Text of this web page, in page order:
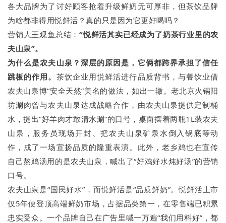
各大品牌为了讨好顾客抢着升级鲜奶无可厚非，但茶饮品牌
为啥都非得用悦鲜活？真的只是因为它更好喝吗？
营销人王观鱼总结：“悦鲜活其实已经成为了奶茶行业里的农
夫山泉”。
为什么是农夫山泉？深层的原因是，它俩都跨界承担了信任
跳板的作用。 茶饮企业用悦鲜活进行品质背书，与餐饮业借
农夫山泉博“安全天然”美名的做法，如出一辙。老北京火锅阳
坊涮肉曾与农夫山泉达成战略合作，由农夫山泉提供定制桶
水，提出“好羊肉才敢清水涮”的口号，桌面摆着两瓶1L装农夫
山泉，服务员现场开封、把农夫山泉矿泉水倒入锅底等动
作，成了一场宣扬品质的隆重表演。此外，老乡鸡也在宣传
自己熬鸡汤用的是农夫山泉，喊出了“好鸡好水炖好汤”的营销
口号。
农夫山泉是“国民好水”，而悦鲜活是“品质鲜奶”。悦鲜活上市
仅5年便登顶高端鲜奶市场，占据品类第一，在零售端已积累
忠实受众。一个品牌自己在广告里喊一万遍“我们用料好”，都